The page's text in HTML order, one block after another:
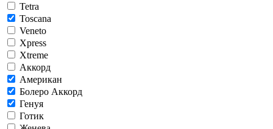
Tetra
Toscana
Veneto
Xpress
Xtreme
Аккорд
Американ
Болеро Аккорд
Генуя
Готик